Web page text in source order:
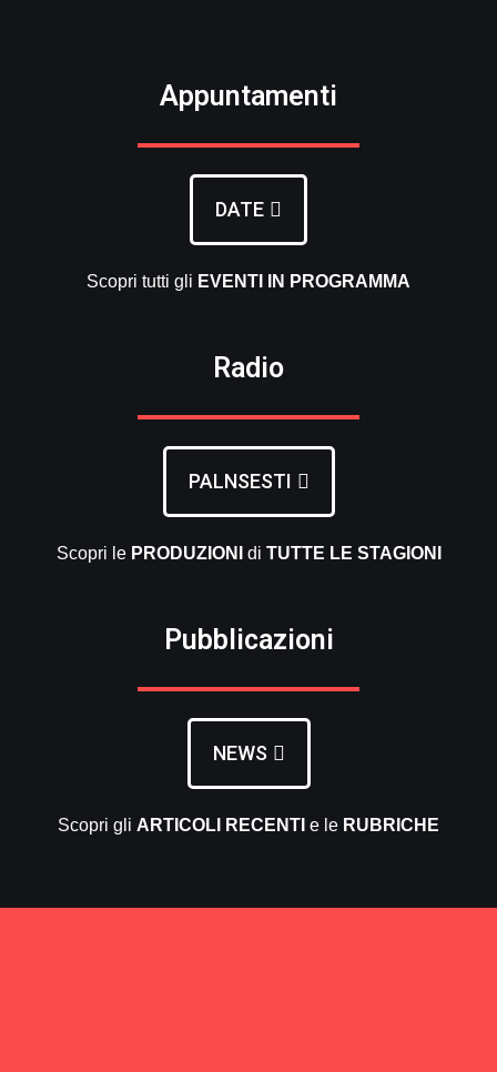
Appuntamenti
DATE
Scopri tutti gli EVENTI IN PROGRAMMA
Radio
PALNSESTI
Scopri le PRODUZIONI di TUTTE LE STAGIONI
Pubblicazioni
NEWS
Scopri gli ARTICOLI RECENTI e le RUBRICHE